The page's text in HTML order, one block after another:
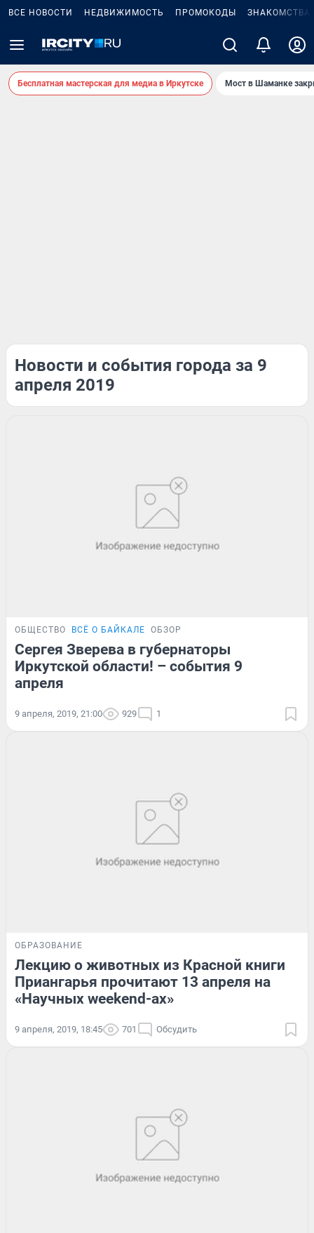
ВСЕ НОВОСТИ НЕДВИЖИМОСТЬ ПРОМОКОДЫ ЗНАКОМСТВА
Бесплатная мастерская для медиа в Иркутске Мост в Шаманке
Новости и события города за 9
апреля 2019
ОБЩЕСТВО ВСЁ О БАЙКАЛЕ ОБЗОР
Сергея Зверева в губернаторы
Иркутской области! – события 9
апреля
9 апреля, 2019, 21:00 929 1
ОБРАЗОВАНИЕ
Лекцию о животных из Красной книги
Приангарья прочитают 13 апреля на
«Научных weekend-ах»
9 апреля, 2019, 18:45 701 Обсудить